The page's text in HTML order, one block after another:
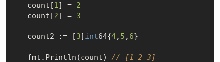
   count[
1] = 2
   count[
2] = 3
   count2 := [
3] int64{4, 5 , 6}
   fmt.Println(count)
// [1 2 3]